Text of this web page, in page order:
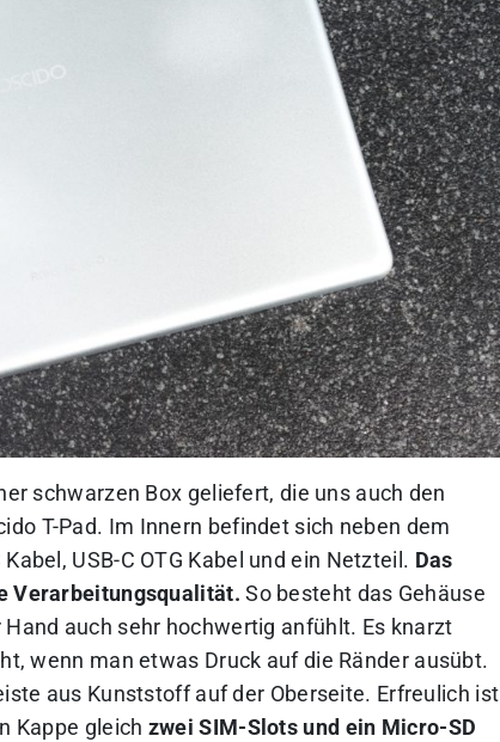
schwarzen Box geliefert, die uns auch den
T-Pad. Im Innern befindet sich neben dem
USB-C OTG Kabel und ein Netzteil. Das
Verarbeitungsqualität. So besteht das Gehäuse
auch sehr hochwertig anfühlt. Es knarzt
wenn man etwas Druck auf die Ränder ausübt.
aus Kunststoff auf der Oberseite. Erfreulich ist
Kappe gleich zwei SIM-Slots und ein Micro-SD